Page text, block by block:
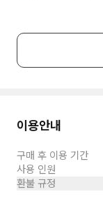
이용안내
구매 후 이용 기간
사용 인원
환불 규정